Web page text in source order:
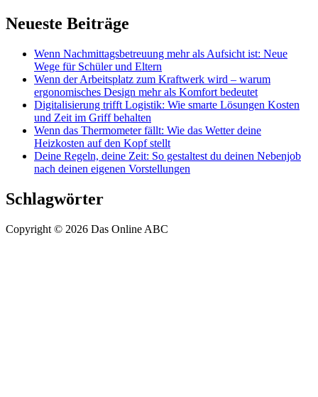
Neueste Beiträge
Wenn Nachmittagsbetreuung mehr als Aufsicht ist: Neue
Wege für Schüler und Eltern
Wenn der Arbeitsplatz zum Kraftwerk wird – warum
ergonomisches Design mehr als Komfort bedeutet
Digitalisierung trifft Logistik: Wie smarte Lösungen Kosten
und Zeit im Griff behalten
Wenn das Thermometer fällt: Wie das Wetter deine
Heizkosten auf den Kopf stellt
Deine Regeln, deine Zeit: So gestaltest du deinen Nebenjob
nach deinen eigenen Vorstellungen
Schlagwörter
Copyright © 2026 Das Online ABC